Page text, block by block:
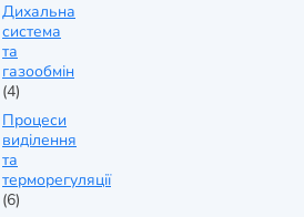
Дихальна
система
та
газообмін
(4)
Процеси
виділення
та
терморегуляції
(6)